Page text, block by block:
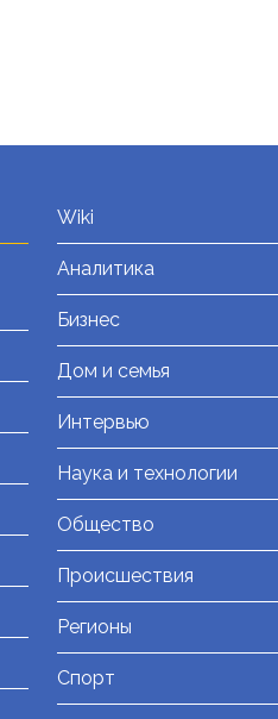
Wiki
Аналитика
Бизнес
Дом и семья
Интервью
Наука и технологии
Общество
Происшествия
Регионы
Спорт